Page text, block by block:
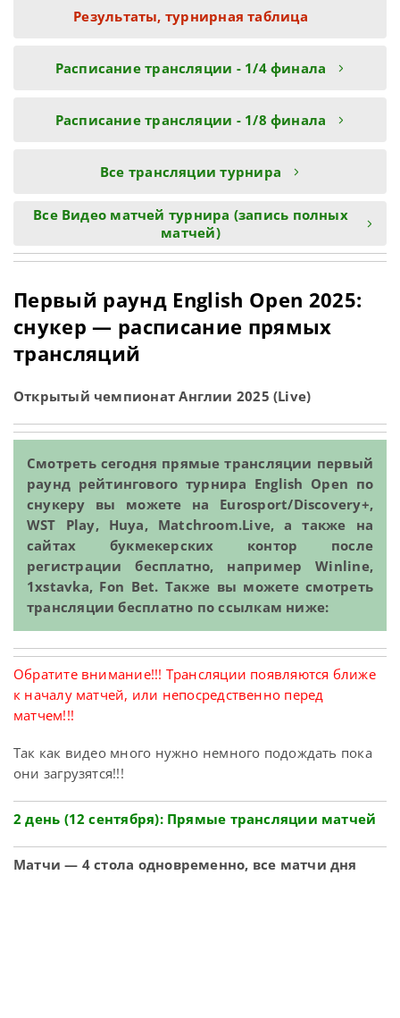
Результаты, турнирная таблица
Расписание трансляции - 1/4 финала
Расписание трансляции - 1/8 финала
Все трансляции турнира
Все Видео матчей турнира (запись полных
матчей)
Первый раунд English Open 2025:
снукер — расписание прямых
трансляций
Открытый чемпионат Англии 2025 (Live)
Смотреть сегодня прямые трансляции первый
раунд рейтингового турнира English Open по
снукеру вы можете на Eurosport/Discovery+,
WST Play, Huya, Matchroom.Live, а также на
сайтах букмекерских контор после
регистрации бесплатно, например Winline,
1xstavka, Fon Bet. Также вы можете смотреть
трансляции бесплатно по ссылкам ниже:
Обратите внимание!!! Трансляции появляются ближе
к началу матчей, или непосредственно перед
матчем!!!
Так как видео много нужно немного подождать пока
они загрузятся!!!
2 день (12 сентября): Прямые трансляции матчей
Матчи — 4 стола одновременно, все матчи дня